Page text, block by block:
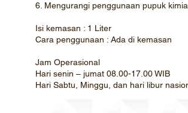
6. Mengurangi penggunaan pupuk
Isi kemasan : 1 Liter
Cara penggunaan : Ada di kemasan
Jam Operasional
Hari senin – jumat 08.00-17.00 WIB
Hari Sabtu, Minggu, dan hari libur